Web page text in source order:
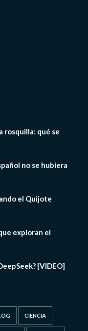
rosquilla: qué se
no se hubiera
el Quijote
exploran el
[VIDEO]
CIENCIA